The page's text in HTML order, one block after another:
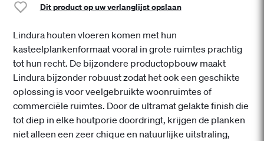
Dit product op uw verlanglijst opslaan
Lindura houten vloeren komen met hun
kasteelplankenformaat vooral in grote ruimtes prachtig
tot hun recht. De bijzondere productopbouw maakt
Lindura bijzonder robuust zodat het ook een geschikte
oplossing is voor veelgebruikte woonruimtes of
commerciële ruimtes. Door de ultramat gelakte finish die
tot diep in elke houtporie doordringt, krijgen de planken
niet alleen een zeer chique en natuurlijke uitstraling,